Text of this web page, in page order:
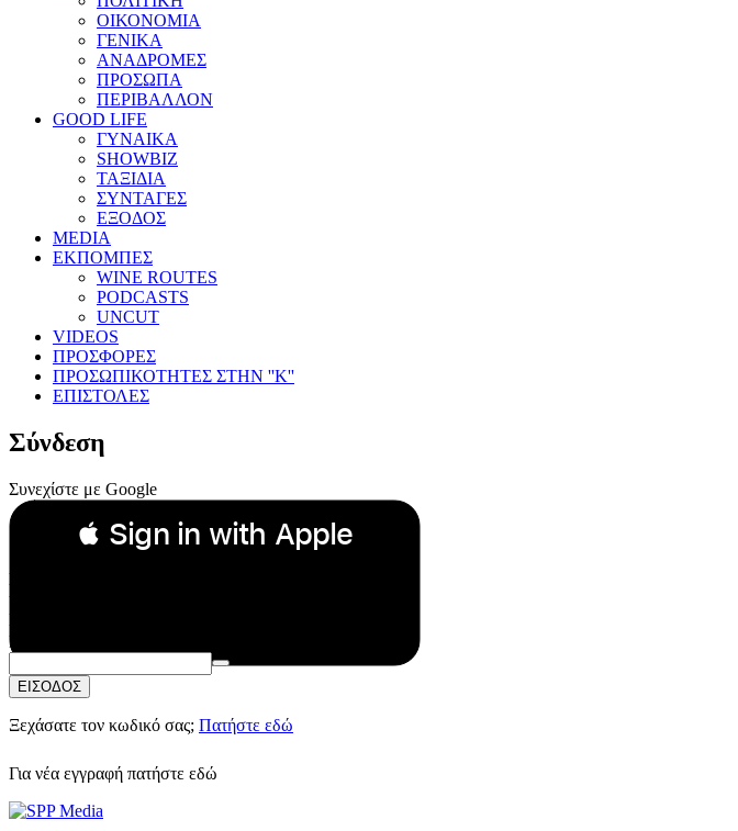
ΟΙΚΟΝΟΜΙΑ
ΓΕΝΙΚΑ
ΑΝΑΔΡΟΜΕΣ
ΠΡΟΣΩΠΑ
ΠΕΡΙΒΑΛΛΟΝ
GOOD LIFE
ΓΥΝΑΙΚΑ
SHOWBIZ
ΤΑΞΙΔΙΑ
ΣΥΝΤΑΓΕΣ
ΕΞΟΔΟΣ
MEDIA
ΕΚΠΟΜΠΕΣ
WINE ROUTES
PODCASTS
UNCUT
VIDEOS
ΠΡΟΣΦΟΡΕΣ
ΠΡΟΣΩΠΙΚΟΤΗΤΕΣ ΣΤΗΝ ''Κ''
ΕΠΙΣΤΟΛΕΣ
Σύνδεση
Συνεχίστε με Google
 Sign in with Apple
Συνεχίστε με Apple
ή
Email:
Κωδικός Πρόσβασης:
ΕΙΣΟΔΟΣ
Ξεχάσατε τον κωδικό σας; Πατήστε εδώ
Για νέα εγγραφή πατήστε εδώ